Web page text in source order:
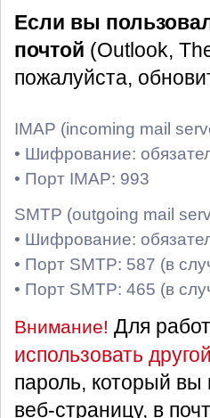
Если вы
почтой (Outlook,
пожалуйста,
IMAP (incoming mail
• Шифрование:
• Порт IMAP: 993
SMTP (outgoing mail
• Шифрование:
• Порт SMTP: 587 (в
• Порт SMTP: 465 (в
Внимание! Для
использовать
пароль, который вы
веб-страницу, в